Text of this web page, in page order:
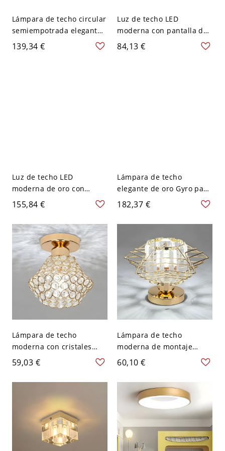
Lámpara de techo circular
semiempotrada elegante
con LED ambiental dorado
y pantalla de resina
139,34 €
Luz de techo LED
moderna con pantalla de
gel de sílice en forma de
círculo - Dorado 110 A 120
84,13 €
Luz de techo LED
moderna de oro con
pantalla acrílica regulable
- Montaje empotrado de
19,5 pulgadas - Dorado
110 A 120 V
155,84 €
Lámpara de techo
elegante de oro Gyro para
decoración de hogar
moderno - 110 A 120 V
25,4 cm
182,37 €
Lámpara de techo
moderna con cristales
geométricos y pantallas
de cristal transparente
semiempotrada - Dorado
59,03 €
Lámpara de techo
moderna de montaje
semiempotrado en forma
geométrica con cristales
claros - Dorado 110 A 120
V 9,5"
60,10 €